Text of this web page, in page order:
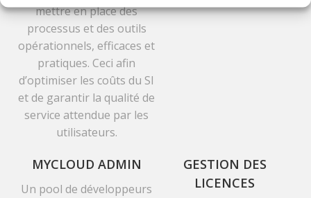
mettre en place des
processus et des outils
opérationnels, efficaces et
pratiques. Ceci afin
d’optimiser les coûts du SI
et de garantir la qualité de
service attendue par les
utilisateurs.
MYCLOUD ADMIN
Un pool de développeurs
GESTION DES
LICENCES